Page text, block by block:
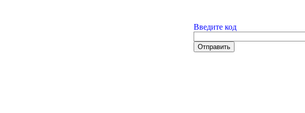
Введите код